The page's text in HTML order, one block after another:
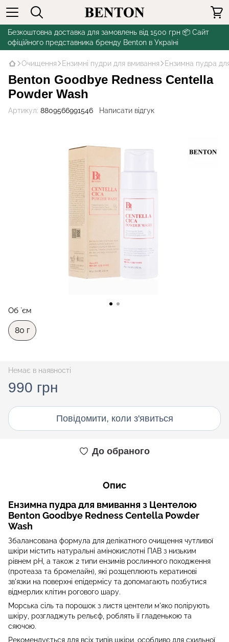
Безкоштовна доставка для замовлень від 1500 грн 📦 Сайт
офіційного представника бренду Benton в Україні
Очищення Ензимні пудри для вмивання Ензимна пудра
Benton Goodbye Redness Centella
Powder Wash
Артикул: 8809566991546 Написати відгук
Об `єм
80 г
Немає в наявності
990 грн
Повідомити, коли з'явиться
До обраного
Опис
Ензимна пудра для вмивання з Центелою
Benton Goodbye Redness Centella Powder
Wash
Збалансована формула для делікатного очищення чутливої
шкіри містить натуральні амінокислотні ПАВ з низьким
рівнем pH, а також 2 типи ензимів рослинного походження
(протеаза та бромелайн), які розщеплюють кератинові
зв'язки на поверхні епідермісу та допомагають позбутися
відмерлих клітин рогового шару.
Морська сіль та порошок з листя центели м'яко полірують
шкіру, розгладжуть рельєф, роблять її гладенькою та
сяючою.
Рекомендується для всіх типів шкіри, особливо для схильної